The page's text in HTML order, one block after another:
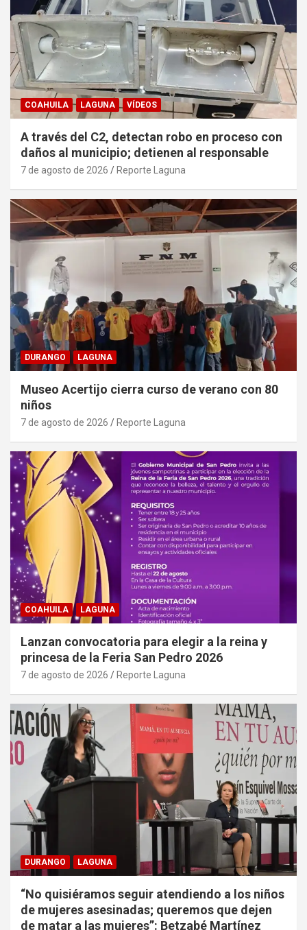
COAHUILA LAGUNA VÍDEOS
A través del C2, detectan robo en proceso con
daños al municipio; detienen al responsable
7 de agosto de 2026 Reporte Laguna
DURANGO LAGUNA
Museo Acertijo cierra curso de verano con 80
niños
7 de agosto de 2026 Reporte Laguna
COAHUILA LAGUNA
Lanzan convocatoria para elegir a la reina y
princesa de la Feria San Pedro 2026
7 de agosto de 2026 Reporte Laguna
DURANGO LAGUNA
“No quisiéramos seguir atendiendo a los niños
de mujeres asesinadas; queremos que dejen
de matar a las mujeres”: Betzabé Martínez